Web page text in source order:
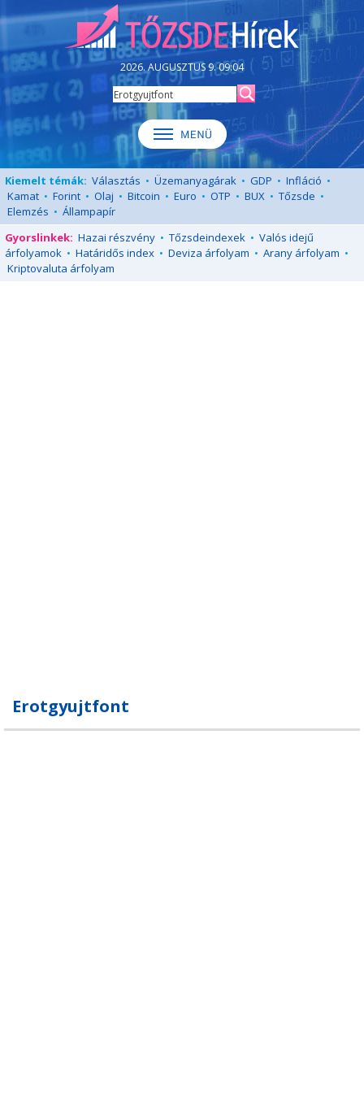
2026. AUGUSZTUS 9. 09:04
Kiemelt témák: Választás • Üzemanyagárak • GDP • Infláció •
Kamat • Forint • Olaj • Bitcoin • Euro • OTP • BUX • Tőzsde •
Elemzés • Állampapír
Gyorslinkek: Hazai részvény • Tőzsdeindexek • Valós idejű
árfolyamok • Határidős index • Deviza árfolyam • Arany árfolyam •
Kriptovaluta árfolyam
Erotgyujtfont